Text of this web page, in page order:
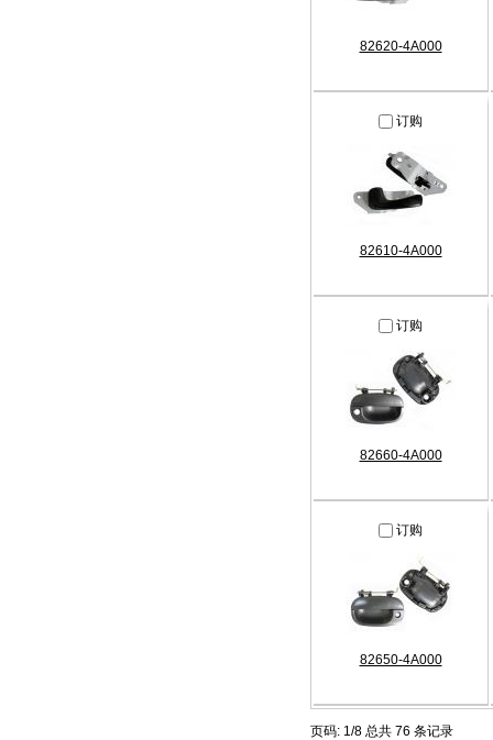
82620-4A000
订购
82610-4A000
订购
82660-4A000
订购
82650-4A000
页码: 1/8 总共 76 条记录